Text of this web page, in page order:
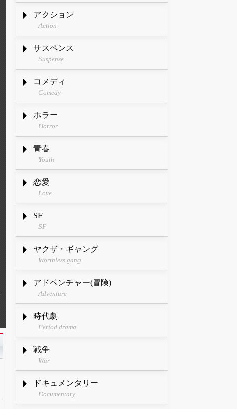
アクション
Action
サスペンス
Suspense
コメディ
Comedy
ホラー
Horror
青春
Youth
恋愛
Love
SF
SF
ヤクザ・ギャング
Worthless gang
アドベンチャー(冒険)
Adventure
時代劇
Period drama
戦争
War
ドキュメンタリー
Documentary